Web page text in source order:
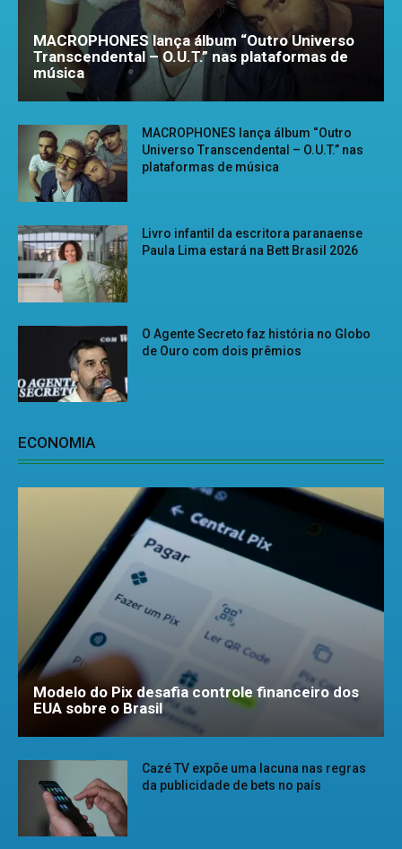
MACROPHONES lança álbum “Outro Universo
Transcendental – O.U.T.” nas plataformas de
música
MACROPHONES lança álbum “Outro
Universo Transcendental – O.U.T.” nas
plataformas de música
Livro infantil da escritora paranaense
Paula Lima estará na Bett Brasil 2026
O Agente Secreto faz história no Globo
de Ouro com dois prêmios
ECONOMIA
Modelo do Pix desafia controle financeiro dos
EUA sobre o Brasil
Cazé TV expõe uma lacuna nas regras
da publicidade de bets no país